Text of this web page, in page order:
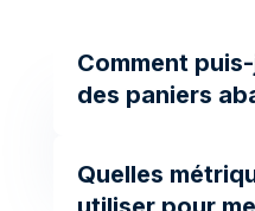
Comment
des paniers
Quelles